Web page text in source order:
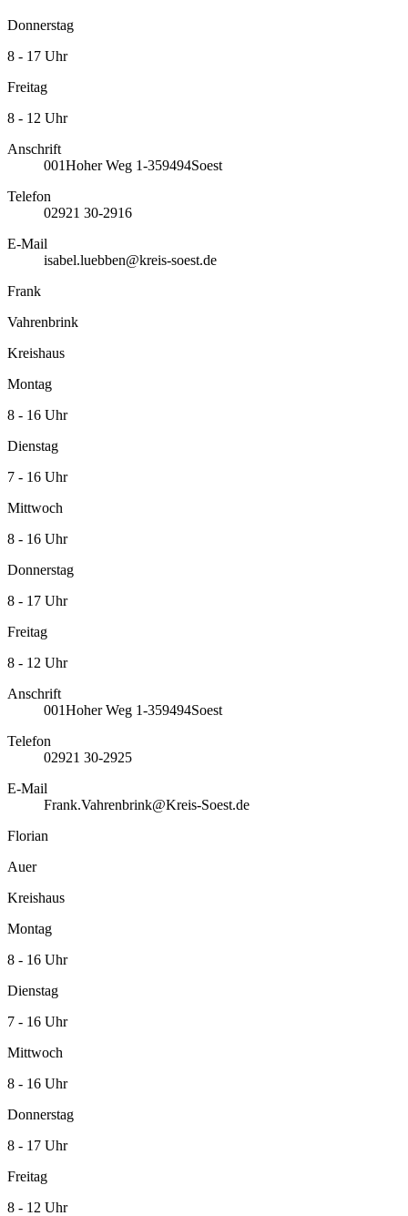
Donnerstag
8 - 17 Uhr
Freitag
8 - 12 Uhr
Anschrift
001Hoher Weg 1-359494Soest
Telefon
02921 30-2916
E-Mail
isabel.luebben@kreis-soest.de
Frank
Vahrenbrink
Kreishaus
Montag
8 - 16 Uhr
Dienstag
7 - 16 Uhr
Mittwoch
8 - 16 Uhr
Donnerstag
8 - 17 Uhr
Freitag
8 - 12 Uhr
Anschrift
001Hoher Weg 1-359494Soest
Telefon
02921 30-2925
E-Mail
Frank.Vahrenbrink@Kreis-Soest.de
Florian
Auer
Kreishaus
Montag
8 - 16 Uhr
Dienstag
7 - 16 Uhr
Mittwoch
8 - 16 Uhr
Donnerstag
8 - 17 Uhr
Freitag
8 - 12 Uhr